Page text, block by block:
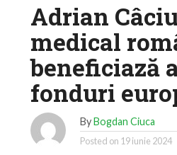
Adrian
medical
beneficiază
fonduri
ByBogdan Ciuca
Posted on 19 iunie 2024